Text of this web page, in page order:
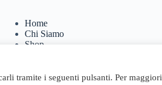
Home
Chi Siamo
Shop
tramite i seguenti pulsanti. Per maggiori